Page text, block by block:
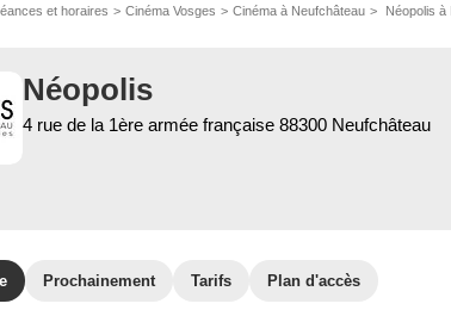
et horaires Cinéma Vosges Cinéma à Neufchâteau Néopolis à
Néopolis
4 rue de la 1ère armée française 88300 Neufchâteau
Prochainement Tarifs Plan d'accès